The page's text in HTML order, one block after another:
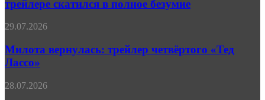
«Аферы
Крауна»
первом
скатился
полное
безумие
трейлере скатился в полное безумие
Милота
трейлер
четвёртого
«Тед
29.07.2026
Милота вернулась: трейлер четвёртого «Тед
Лассо»
Ходченкова,
28.07.2026